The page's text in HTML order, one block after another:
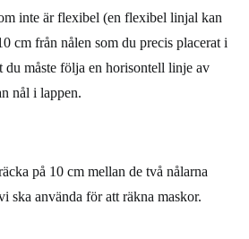
inte är flexibel (en flexibel linjal kan
cm från nålen som du precis placerat i
du måste följa en horisontell linje av
nål i lappen.
på 10 cm mellan de två nålarna
ska använda för att räkna maskor.